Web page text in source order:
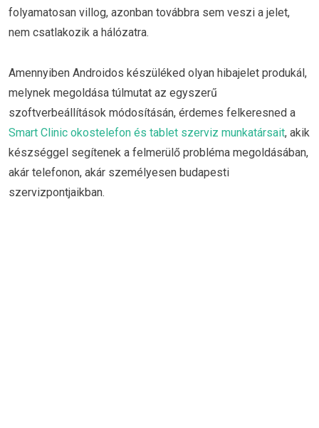
folyamatosan villog, azonban továbbra sem veszi a jelet,
nem csatlakozik a hálózatra.
Amennyiben Androidos készüléked olyan hibajelet produkál,
melynek megoldása túlmutat az egyszerű
szoftverbeállítások módosításán, érdemes felkeresned a
Smart Clinic okostelefon és tablet szerviz munkatársait, akik
készséggel segítenek a felmerülő probléma megoldásában,
akár telefonon, akár személyesen budapesti
szervizpontjaikban.